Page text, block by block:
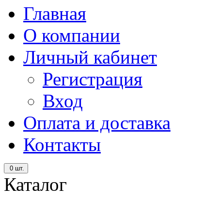
Главная
О компании
Личный кабинет
Регистрация
Вход
Оплата и доставка
Контакты
0 шт.
Каталог